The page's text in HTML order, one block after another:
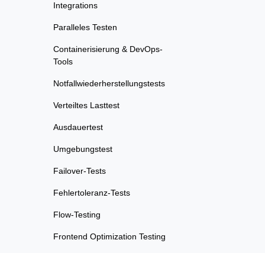
Integrations
Paralleles Testen
Containerisierung & DevOps-
Tools
Notfallwiederherstellungstests
Verteiltes Lasttest
Ausdauertest
Umgebungstest
Failover-Tests
Fehlertoleranz-Tests
Flow-Testing
Frontend Optimization Testing